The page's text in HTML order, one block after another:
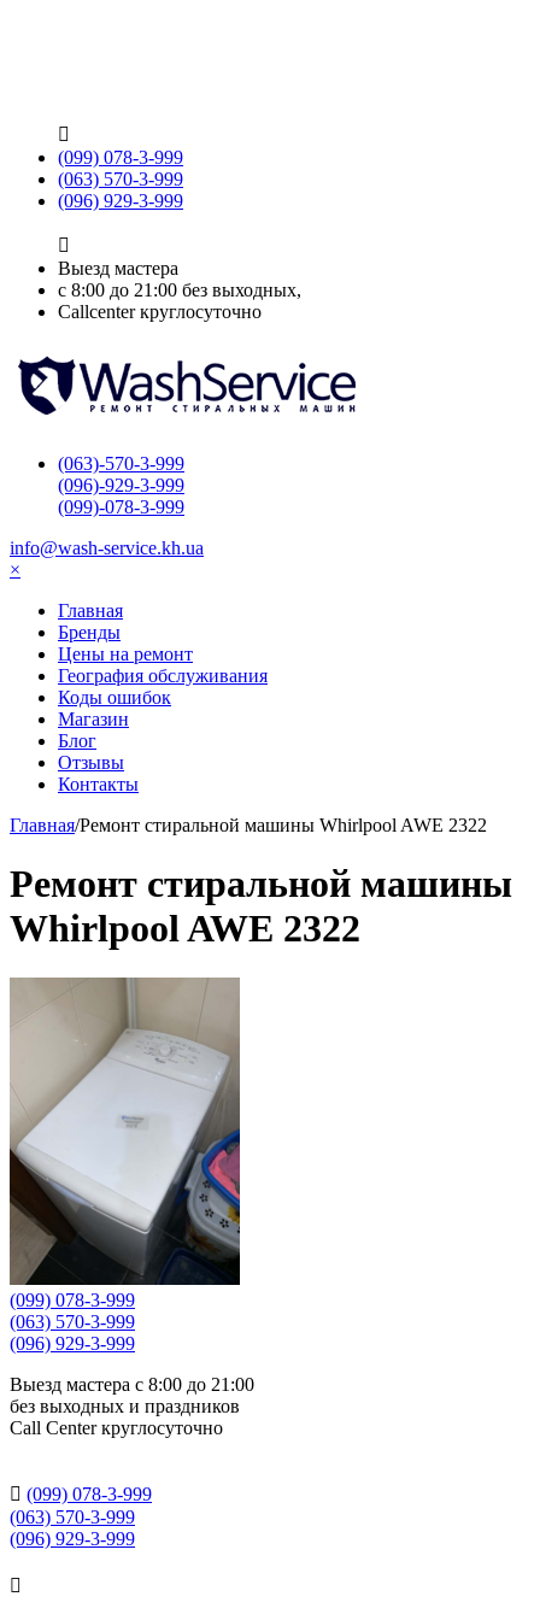

(099) 078-3-999
(063) 570-3-999
(096) 929-3-999

Выезд мастера
с 8:00 до 21:00 без выходных,
Callcenter круглосуточно
(063)-570-3-999
(096)-929-3-999
(099)-078-3-999
info@wash-service.kh.ua
×
Главная
Бренды
Цены на ремонт
География обслуживания
Коды ошибок
Магазин
Блог
Отзывы
Контакты
Главная/Ремонт стиральной машины Whirlpool AWE 2322
Ремонт стиральной машины
Whirlpool AWE 2322
(099) 078-3-999
(063) 570-3-999
(096) 929-3-999
Выезд мастера с 8:00 до 21:00
без выходных и праздников
Сall Сenter круглосуточно
 (099) 078-3-999
(063) 570-3-999
(096) 929-3-999
